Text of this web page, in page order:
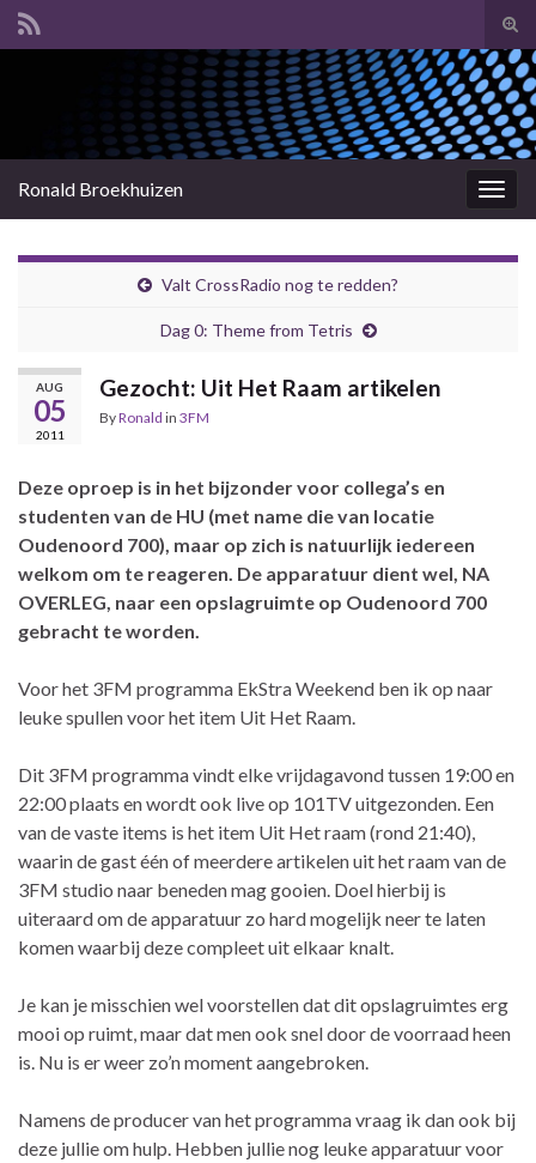
Search for:
Ronald Broekhuizen
Valt CrossRadio nog te redden?
Dag 0: Theme from Tetris
AUG
05
2011
Gezocht: Uit Het Raam artikelen
ByRonald in 3FM
Deze oproep is in het bijzonder voor collega’s en
studenten van de HU (met name die van locatie
Oudenoord 700), maar op zich is natuurlijk iedereen
welkom om te reageren. De apparatuur dient wel, NA
OVERLEG, naar een opslagruimte op Oudenoord 700
gebracht te worden.
Voor het 3FM programma EkStra Weekend ben ik op naar
leuke spullen voor het item Uit Het Raam.
Dit 3FM programma vindt elke vrijdagavond tussen 19:00 en
22:00 plaats en wordt ook live op 101TV uitgezonden. Een
van de vaste items is het item Uit Het raam (rond 21:40),
waarin de gast één of meerdere artikelen uit het raam van de
3FM studio naar beneden mag gooien. Doel hierbij is
uiteraard om de apparatuur zo hard mogelijk neer te laten
komen waarbij deze compleet uit elkaar knalt.
Je kan je misschien wel voorstellen dat dit opslagruimtes erg
mooi op ruimt, maar dat men ook snel door de voorraad heen
is. Nu is er weer zo’n moment aangebroken.
Namens de producer van het programma vraag ik dan ook bij
deze jullie om hulp. Hebben jullie nog leuke apparatuur voor